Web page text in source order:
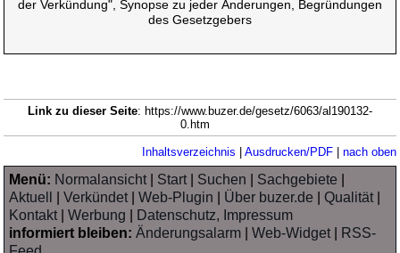
der Verkündung", Synopse zu jeder Änderungen, Begründungen
des Gesetzgebers
Link zu dieser Seite: https://www.buzer.de/gesetz/6063/al190132-
0.htm
Inhaltsverzeichnis Ausdrucken/PDF| nach oben
Menü: Normalansicht| Start| Suchen Sachgebiete
Aktuell
|Verkündet|Web-Plugin Über buzer.de |Qualität|
Kontakt|Werbung
Datenschutz, Impressum
informiert bleiben: Änderungsalarm |Web-Widget|
RSS-